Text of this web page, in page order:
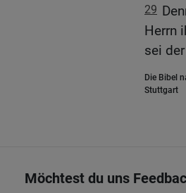
29
Herrn
sei
Die Bibel
Stuttgart
Möchtest du uns